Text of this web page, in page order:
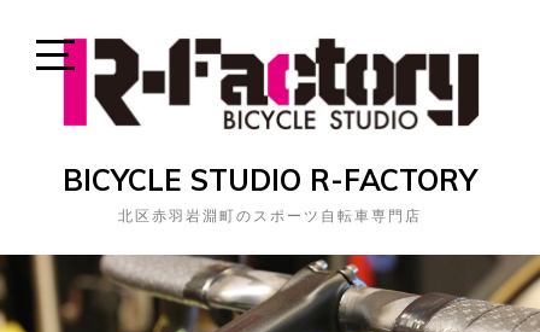
Open
Sidebar
BICYCLE STUDIO R-FACTORY
北区赤羽岩淵町のスポーツ自転車専門店